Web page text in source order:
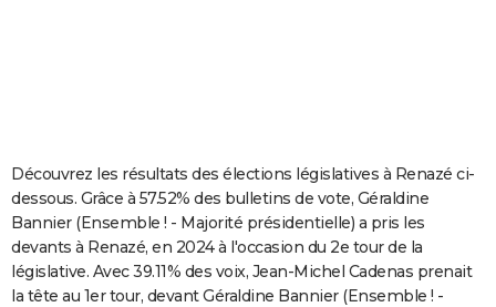
Carte de Noël
Carte Bonne année
Carte Saint-Valentin
Carte Pâques
Carte d'anniversaire
DICTIONNAIRE
Dictionnaire
Biographies
Citations
Expressions
Proverbes
PROGRAMME TV
COPAINS D'AVANT
Découvrez les résultats des élections législatives à Renazé ci-
dessous. Grâce à 57.52% des bulletins de vote, Géraldine
Bannier (Ensemble ! - Majorité présidentielle) a pris les
devants à Renazé, en 2024 à l'occasion du 2e tour de la
législative. Avec 39.11% des voix, Jean-Michel Cadenas prenait
la tête au 1er tour, devant Géraldine Bannier (Ensemble ! -